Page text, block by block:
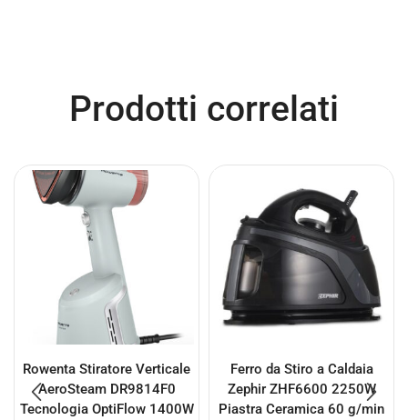
Prodotti correlati
Rowenta Stiratore Verticale
AeroSteam DR9814F0
Tecnologia OptiFlow 1400W
Ferro da Stiro a Caldaia
Zephir ZHF6600 2250W
Piastra Ceramica 60 g/min